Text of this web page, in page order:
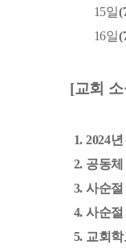
15일
16일
​[교회
​1. 2024
​2. 공동
​3. 사순절
​4. 사순
​5. 교회